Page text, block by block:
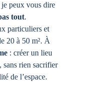
peux vous dire
tout.
particuliers et
20 à 50 m². À
: créer un lieu
sans rien sacrifier
de l’espace.